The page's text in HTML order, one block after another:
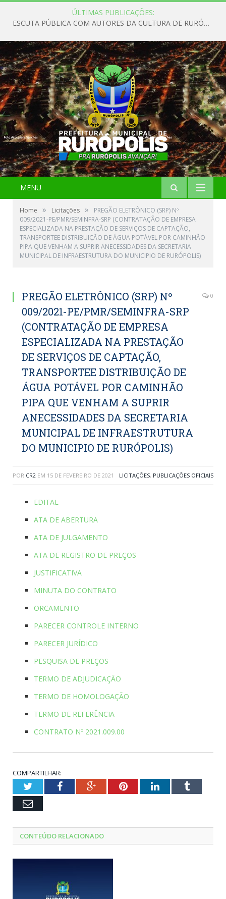
ÚLTIMAS PUBLICAÇÕES:
ESCUTA PÚBLICA COM AUTORES DA CULTURA DE RURÓPOLIS
MENU
Home » Licitações »
PREGÃO ELETRÔNICO (SRP) Nº
009/2021-PE/PMR/SEMINFRA-SRP (CONTRATAÇÃO DE EMPRESA
ESPECIALIZADA NA PRESTAÇÃO DE SERVIÇOS DE CAPTAÇÃO,
TRANSPORTEE DISTRIBUIÇÃO DE ÁGUA POTÁVEL POR CAMINHÃO
PIPA QUE VENHAM A SUPRIR ANECESSIDADES DA SECRETARIA
MUNICIPAL DE INFRAESTRUTURA DO MUNICIPIO DE RURÓPOLIS)
PREGÃO ELETRÔNICO (SRP) Nº
009/2021-PE/PMR/SEMINFRA-SRP
(CONTRATAÇÃO DE EMPRESA
ESPECIALIZADA NA PRESTAÇÃO
DE SERVIÇOS DE CAPTAÇÃO,
TRANSPORTEE DISTRIBUIÇÃO DE
ÁGUA POTÁVEL POR CAMINHÃO
PIPA QUE VENHAM A SUPRIR
ANECESSIDADES DA SECRETARIA
MUNICIPAL DE INFRAESTRUTURA
DO MUNICIPIO DE RURÓPOLIS)
0
POR CR2 EM 15 DE FEVEREIRO DE 2021 LICITAÇÕES, PUBLICAÇÕES OFICIAIS
EDITAL
ATA DE ABERTURA
ATA DE JULGAMENTO
ATA DE REGISTRO DE PREÇOS
JUSTIFICATIVA
MINUTA DO CONTRATO
ORCAMENTO
PARECER CONTROLE INTERNO
PARECER JURÍDICO
PESQUISA DE PREÇOS
TERMO DE ADJUDICAÇÃO
TERMO DE HOMOLOGAÇÃO
TERMO DE REFERÊNCIA
CONTRATO Nº 2021.009.00
COMPARTILHAR:
TwitterFacebookGoogle+PinterestLinkedInTumblr
Email
CONTEÚDO RELACIONADO